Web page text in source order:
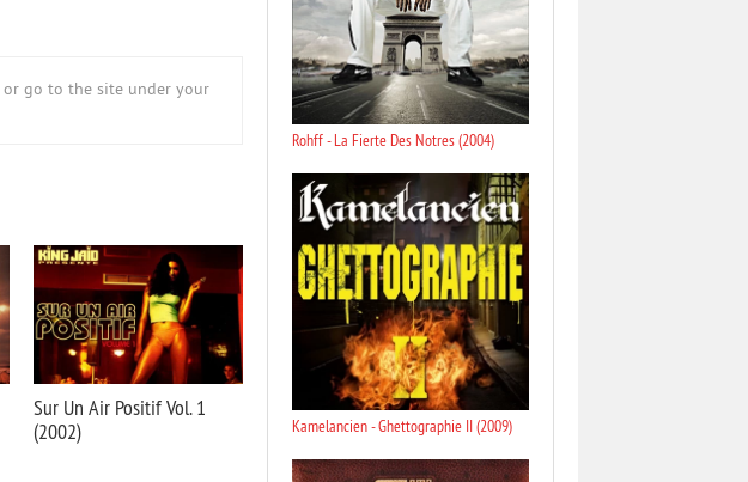
or go to the site under your
Sur Un Air Positif Vol. 1
(2002)
Rohff - La Fierte Des Notres (2004)
Kamelancien - Ghettographie II (2009)